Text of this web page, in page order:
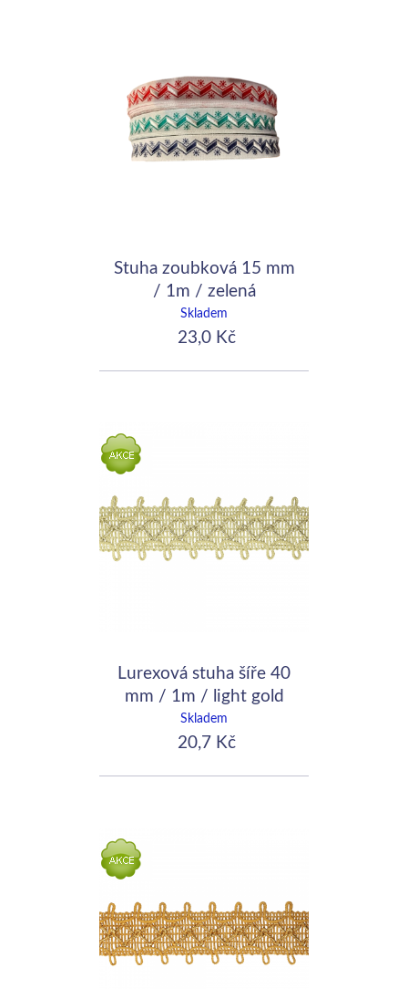
Stuha zoubková 15 mm
/ 1m / zelená
Skladem
23,0 Kč
Lurexová stuha šíře 40
mm / 1m / light gold
Skladem
20,7 Kč